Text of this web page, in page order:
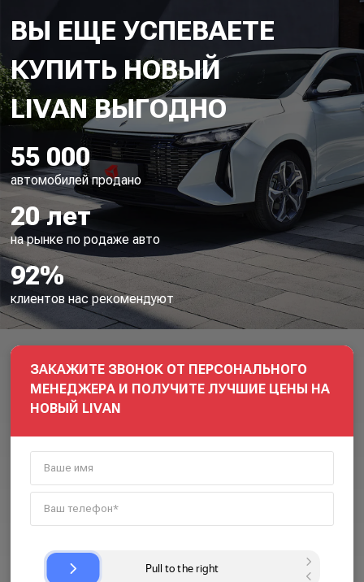
ЗАКАЖИТЕ ЗВОНОК ОТ ПЕРСОНАЛЬНОГО
МЕНЕДЖЕРА И ПОЛУЧИТЕ ЛУЧШИЕ ЦЕНЫ НА
НОВЫЙ LIVAN
ВЫ ЕЩЕ УСПЕВАЕТЕ
КУПИТЬ НОВЫЙ
LIVAN ВЫГОДНО
55 000
автомобилей продано
20 лет
на рынке по родаже авто
92%
клиентов нас рекомендуют